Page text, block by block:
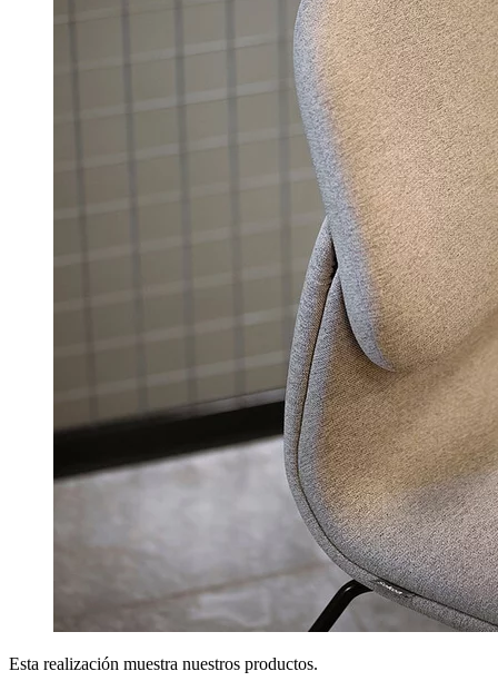
Esta realización muestra nuestros productos.